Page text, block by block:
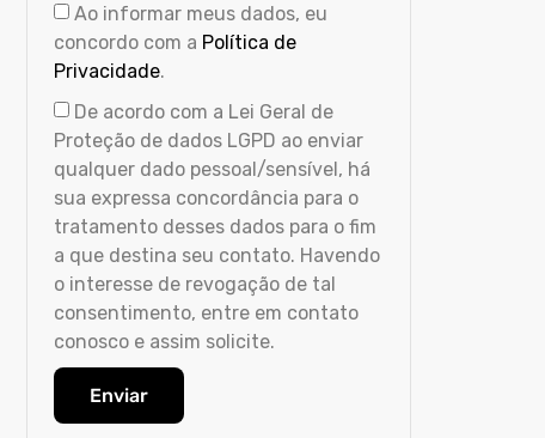
Ao informar meus dados, eu
concordo com a Política de
Privacidade.
De acordo com a Lei Geral de
Proteção de dados LGPD ao enviar
qualquer dado pessoal/sensível, há
sua expressa concordância para o
tratamento desses dados para o fim
a que destina seu contato. Havendo
o interesse de revogação de tal
consentimento, entre em contato
conosco e assim solicite.
Enviar